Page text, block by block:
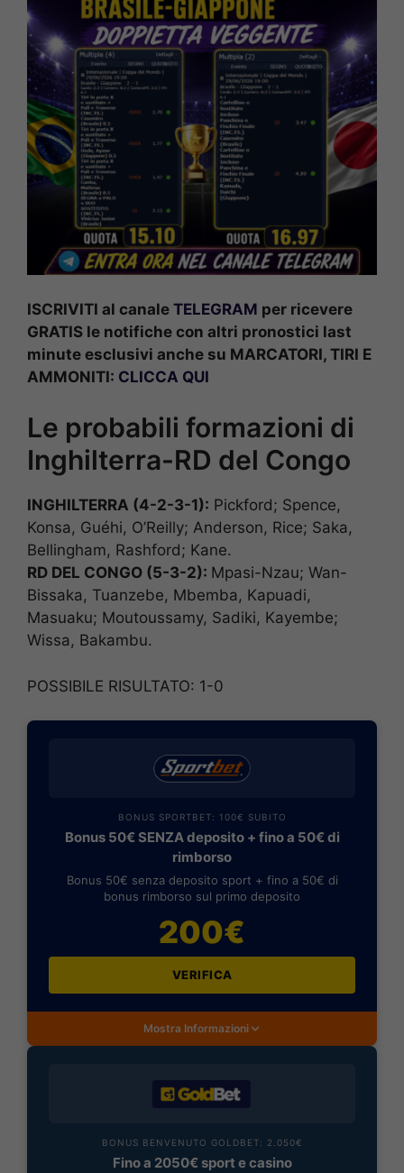
ISCRIVITI al canale TELEGRAM per ricevere
GRATIS le notifiche con altri pronostici last
minute esclusivi anche su MARCATORI, TIRI E
AMMONITI: CLICCA QUI
Le probabili formazioni di
Inghilterra-RD del Congo
INGHILTERRA (4-2-3-1): Pickford; Spence,
Konsa, Guéhi, O’Reilly; Anderson, Rice; Saka,
Bellingham, Rashford; Kane.
RD DEL CONGO (5-3-2): Mpasi-Nzau; Wan-
Bissaka, Tuanzebe, Mbemba, Kapuadi,
Masuaku; Moutoussamy, Sadiki, Kayembe;
Wissa, Bakambu.
POSSIBILE RISULTATO: 1-0
BONUS SPORTBET: 100€ SUBITO
Bonus 50€ SENZA deposito + fino a 50€ di
rimborso
Bonus 50€ senza deposito sport + fino a 50€ di
bonus rimborso sul primo deposito
200€
VERIFICA
Mostra Informazioni
BONUS BENVENUTO GOLDBET: 2.050€
Fino a 2050€ sport e casino